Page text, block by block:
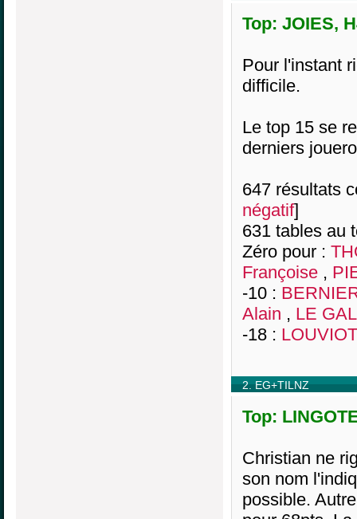
Top: JOIES,
Pour l'instant
difficile.
Le top 15 se
derniers
647 résultats
négatif]
631 tables au
Zéro pour :
Françoise ,
-10 :
Alain , LE
-18 :
2. EG+TILNZ
Top:
Christian ne
son nom
possible.